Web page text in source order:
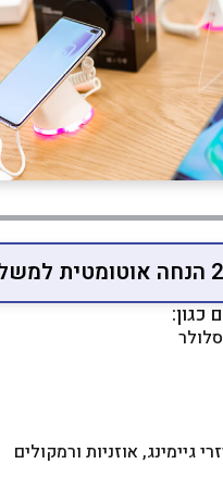
המועדון
כגון:
גיימינג, אוזניות ורמקולים